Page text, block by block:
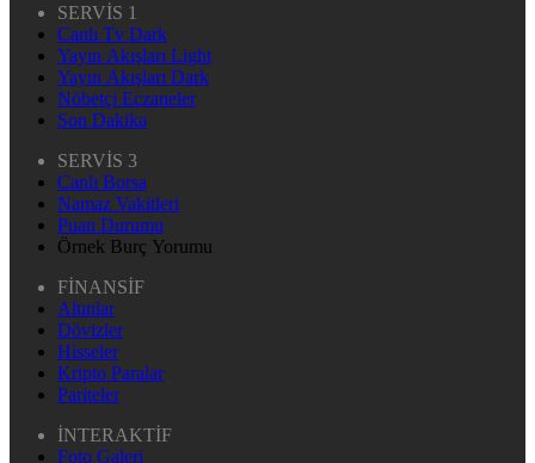
SERVİS 1
Canlı Tv Dark
Yayın Akışları Light
Yayın Akışları Dark
Nöbetçi Eczaneler
Son Dakika
SERVİS 3
Canlı Borsa
Namaz Vakitleri
Puan Durumu
Örnek Burç Yorumu
FİNANSİF
Altınlar
Dövizler
Hisseler
Kripto Paralar
Pariteler
İNTERAKTİF
Foto Galeri